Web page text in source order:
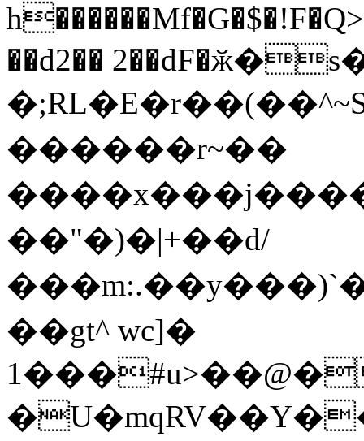
��d2��
������r~��
�
��"�)�|+��d/
���m:.��y���)`�
��gt^ wc]�